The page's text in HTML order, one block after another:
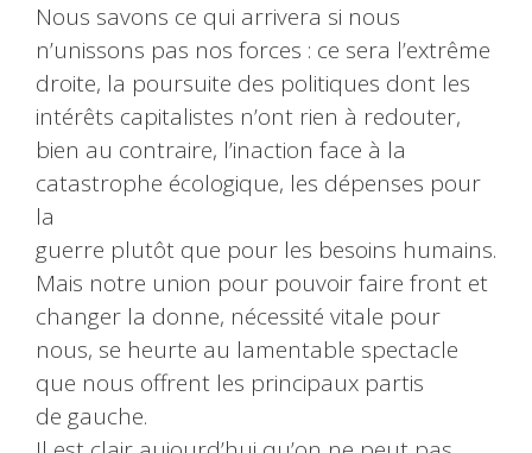
Nous savons ce qui arrivera si nous
n’unissons pas nos forces : ce sera l’extrême
droite, la poursuite des politiques dont les
intérêts capitalistes n’ont rien à redouter,
bien au contraire, l’inaction face à la
catastrophe écologique, les dépenses pour
la
guerre plutôt que pour les besoins humains.
Mais notre union pour pouvoir faire front et
changer la donne, nécessité vitale pour
nous, se heurte au lamentable spectacle
que nous offrent les principaux partis
de gauche.